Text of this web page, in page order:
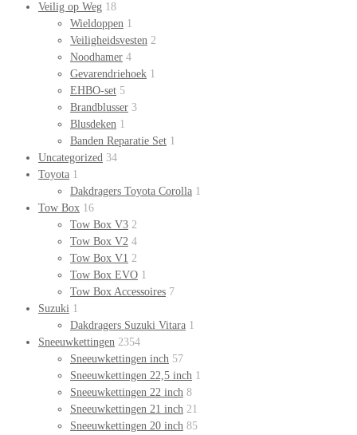
Veilig op Weg 18
Wieldoppen 1
Veiligheidsvesten 2
Noodhamer 4
Gevarendriehoek 1
EHBO-set 5
Brandblusser 3
Blusdeken 1
Banden Reparatie Set 1
Uncategorized 34
Toyota 1
Dakdragers Toyota Corolla 1
Tow Box 16
Tow Box V3 2
Tow Box V2 4
Tow Box V1 2
Tow Box EVO 1
Tow Box Accessoires 7
Suzuki 1
Dakdragers Suzuki Vitara 1
Sneeuwkettingen 2354
Sneeuwkettingen inch 57
Sneeuwkettingen 22,5 inch 1
Sneeuwkettingen 22 inch 8
Sneeuwkettingen 21 inch 21
Sneeuwkettingen 20 inch 85